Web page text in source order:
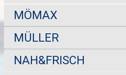
MÖMAX
MÜLLER
NAH&FRISCH